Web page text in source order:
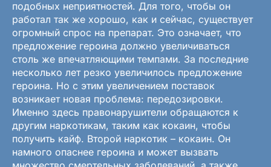
подобных неприятностей. Для того, чтобы он
работал так же хорошо, как и сейчас, существует
огромный спрос на препарат. Это означает, что
предложение героина должно увеличиваться
столь же впечатляющими темпами. За последние
несколько лет резко увеличилось предложение
героина. Но с этим увеличением поставок
возникает новая проблема: передозировки.
Именно здесь правонарушители обращаются к
другим наркотикам, таким как кокаин, чтобы
получить кайф. Второй наркотик – кокаин. Он
намного опаснее героина и может вызвать